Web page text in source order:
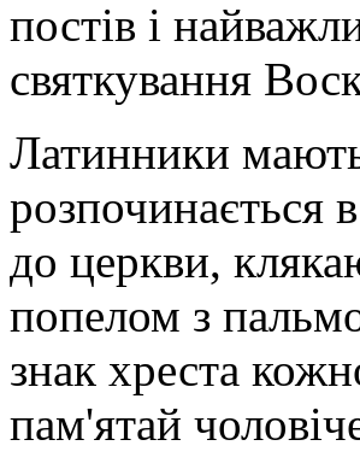
постів і
святкування
Латинники
розпочинається
до церкви,
попелом з
знак хреста
пам'ятай